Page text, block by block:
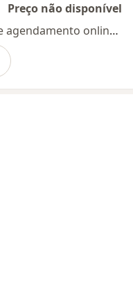
Preço não disponível
Esse especialista não oferece agendamento online para esse endereço.